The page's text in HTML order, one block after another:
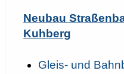
Neubau
Kuhberg
Gleis- und